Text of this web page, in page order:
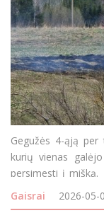
Gegužės 4-ąją
kurių vienas
persimesti į mišką.
tarnybos gavo
seniūn
Gaisrai 2026-05-